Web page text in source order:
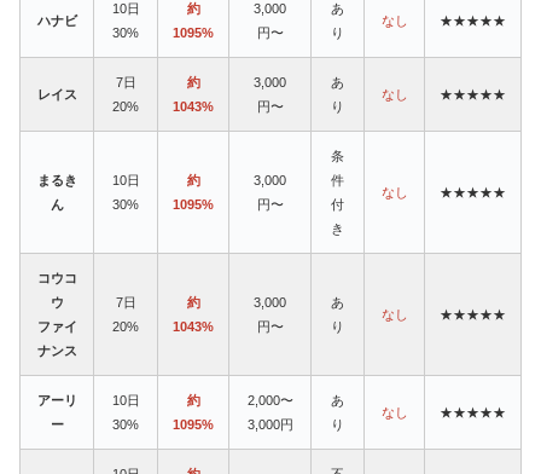
ハナビ
10日
30%
約
1095%
3,000
円〜
あ
り
なし ★★★★★
レイス
7日
20%
約
1043%
3,000
円〜
あ
り
なし ★★★★★
まるき
ん
10日
30%
約
1095%
3,000
円〜
条
件
付
き
なし ★★★★★
コウコ
ウ
ファイ
ナンス
7日
20%
約
1043%
3,000
円〜
あ
り
なし ★★★★★
アーリ
ー
10日
30%
約
1095%
2,000〜
3,000円
あ
り
なし ★★★★★